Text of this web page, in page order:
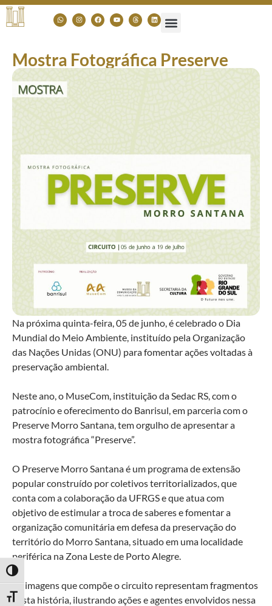
Alternar alto contraste
Alternar tamanho da fonte
Mostra Fotográfica Preserve
Na próxima quinta-feira, 05 de junho, é celebrado o Dia
Mundial do Meio Ambiente, instituído pela Organização
das Nações Unidas (ONU) para fomentar ações voltadas à
preservação ambiental.
Neste ano, o MuseCom, instituição da Sedac RS, com o
patrocínio e oferecimento do Banrisul, em parceria com o
Preserve Morro Santana, tem orgulho de apresentar a
mostra fotográfica “Preserve”.
O Preserve Morro Santana é um programa de extensão
popular construído por coletivos territorializados, que
conta com a colaboração da UFRGS e que atua com
objetivo de estimular a troca de saberes e fomentar a
organização comunitária em defesa da preservação do
território do Morro Santana, situado em uma localidade
periférica na Zona Leste de Porto Alegre.
As imagens que compõe o circuito representam fragmentos
desta história, ilustrando ações e agentes envolvidos nessa